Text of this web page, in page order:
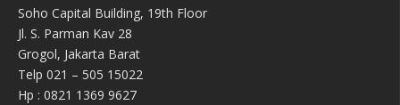
Soho Capital Building, 19th Floor
Jl. S. Parman Kav 28
Grogol, Jakarta Barat
Telp 021 – 505 15022
Hp : 0821 1369 9627